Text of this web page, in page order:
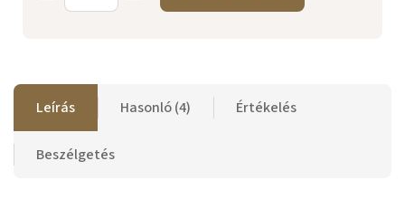
Leírás Hasonló (4) Értékelés
Beszélgetés